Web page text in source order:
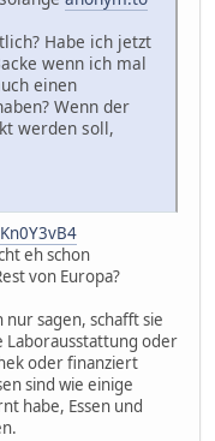
Habe ich jetzt
wenn ich mal
einen
Wenn der
werden soll,
eh schon
von Europa?
sagen, schafft sie
Laborausstattung oder
oder finanziert
sind wie einige
habe, Essen und